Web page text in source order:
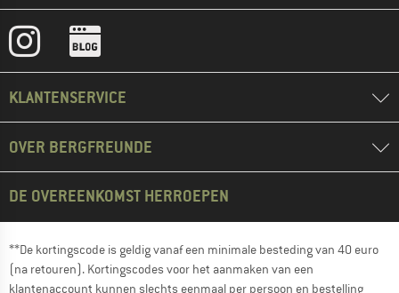
KLANTENSERVICE
OVER BERGFREUNDE
DE OVEREENKOMST HERROEPEN
**De kortingscode is geldig vanaf een minimale besteding van 40 euro
(na retouren). Kortingscodes voor het aanmaken van een
klantenaccount kunnen slechts eenmaal per persoon en bestelling